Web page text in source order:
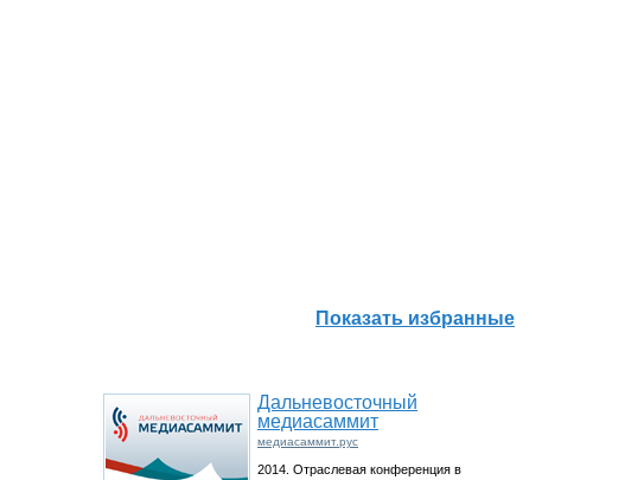
Показать избранные
Дальневосточный
медиасаммит
медиасаммит.рус
2014. Отраслевая конференция в